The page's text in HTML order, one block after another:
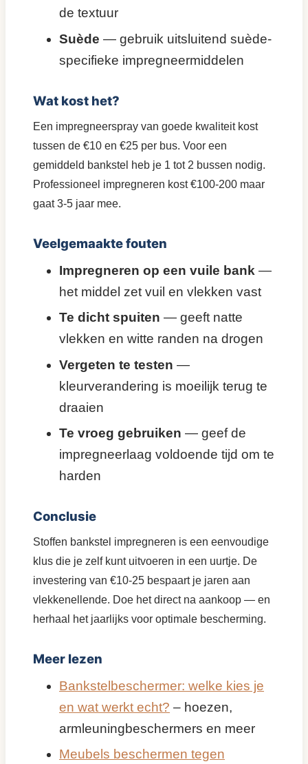
de textuur
Suède — gebruik uitsluitend suède-
specifieke impregneermiddelen
Wat kost het?
Een impregneerspray van goede kwaliteit kost
tussen de €10 en €25 per bus. Voor een
gemiddeld bankstel heb je 1 tot 2 bussen nodig.
Professioneel impregneren kost €100-200 maar
gaat 3-5 jaar mee.
Veelgemaakte fouten
Impregneren op een vuile bank —
het middel zet vuil en vlekken vast
Te dicht spuiten — geeft natte
vlekken en witte randen na drogen
Vergeten te testen —
kleurverandering is moeilijk terug te
draaien
Te vroeg gebruiken — geef de
impregneerlaag voldoende tijd om te
harden
Conclusie
Stoffen bankstel impregneren is een eenvoudige
klus die je zelf kunt uitvoeren in een uurtje. De
investering van €10-25 bespaart je jaren aan
vlekkenellende. Doe het direct na aankoop — en
herhaal het jaarlijks voor optimale bescherming.
Meer lezen
Bankstelbeschermer: welke kies je
en wat werkt echt? – hoezen,
armleuningbeschermers en meer
Meubels beschermen tegen